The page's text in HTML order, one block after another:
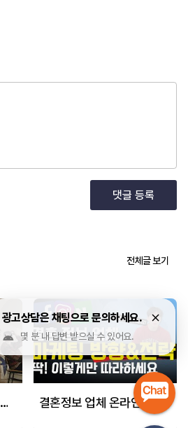
댓글 등록
전체글 보기
분양업종 온라인 마케팅 제안 결혼정보 업체 온라인 마케팅 제안
광고상담은 채팅으로 문의하세요.
몇 분 내 답변 받으실 수 있어요.